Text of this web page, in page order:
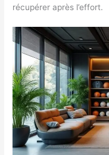
récupérer après l’effort.